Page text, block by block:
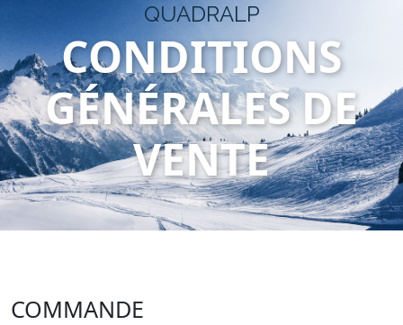
QUADRALP
CONDITIONS
GÉNÉRALES DE
VENTE
COMMANDE